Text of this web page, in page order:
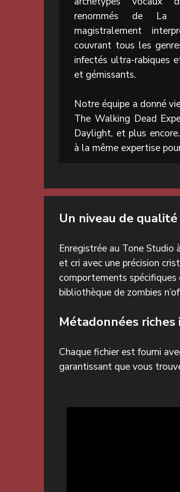
renommés de La
magistralement
couvrant tous les
infectés ultra-rabiques
et gémissants.
Notre équipe a donné
The Walking Dead
Daylight, et plus
à la même expertise
Un niveau de
Enregistrée au Tone
et cri avec une précision
comportements
bibliothèque de zombies
Métadonnées
Chaque fichier est fourni
garantissant que vous